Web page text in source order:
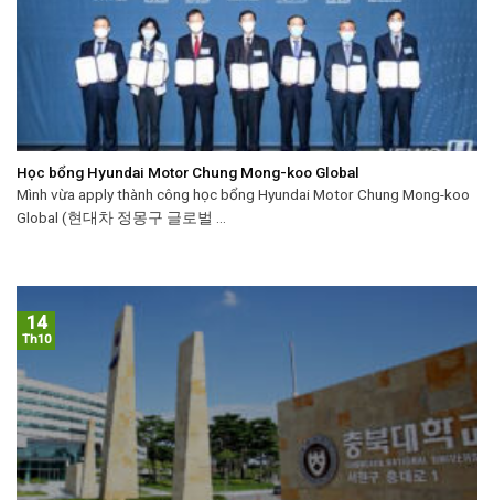
Học bổng Hyundai Motor Chung Mong-koo Global
Mình vừa apply thành công học bổng Hyundai Motor Chung Mong-koo
Global (현대차 정몽구 글로벌 ...
14
Th10